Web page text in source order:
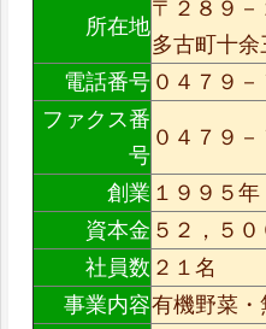
所在地
〒２８９
多古町十余
電話番号 ０４７９
ファクス番
号
０４７９
創業 １９９５
資本金 ５２，５
社員数 ２１名
事業内容有機野菜・